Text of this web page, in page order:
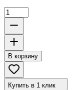
В корзину
Купить в 1 клик